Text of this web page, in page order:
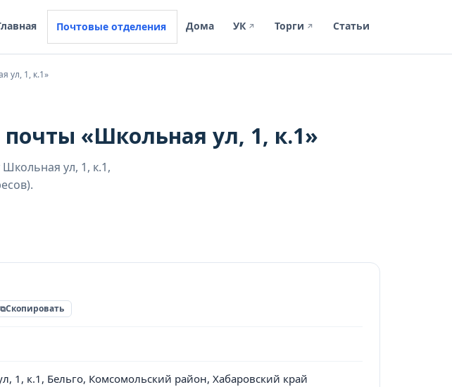
Почтовые отделения Дома УК ↗ Торги ↗ Статьи
ул, 1, к.1»
«Школьная ул, 1, к.1»
ул, 1, к.1,
Скопировать
1, к.1, Бельго, Комсомольский район, Хабаровский край